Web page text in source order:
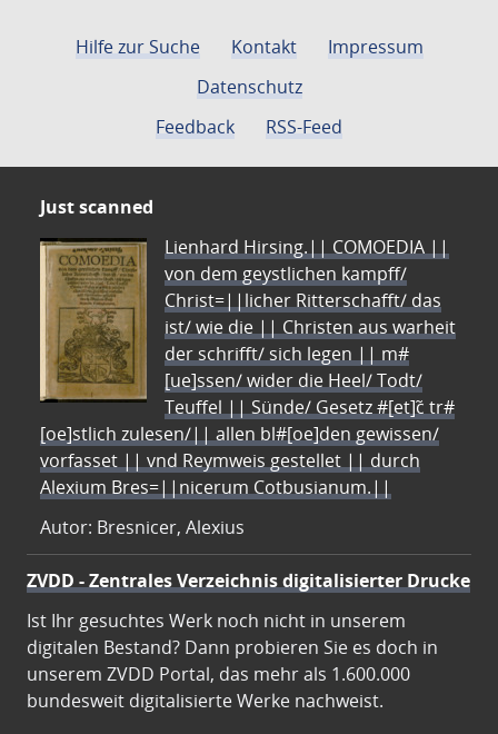
Hilfe zur Suche Kontakt
Impressum
Datenschutz
Feedback
RSS-Feed
Just scanned
Lienhard Hirsing.|| COMOEDIA ||
von dem geystlichen kampff/
Christ=||licher Ritterschafft/ das
ist/ wie die || Christen aus warheit
der schrifft/ sich legen || m#
[ue]ssen/ wider die Heel/ Todt/
Teuffel || Sünde/ Gesetz #[et]c̃ tr#
[oe]stlich zulesen/|| allen bl#[oe]den gewissen/
vorfasset || vnd Reymweis gestellet || durch
Alexium Bres=||nicerum Cotbusianum.||
Autor: Bresnicer, Alexius
ZVDD - Zentrales Verzeichnis digitalisierter Drucke
Ist Ihr gesuchtes Werk noch nicht in unserem
digitalen Bestand? Dann probieren Sie es doch in
unserem ZVDD Portal, das mehr als 1.600.000
bundesweit digitalisierte Werke nachweist.